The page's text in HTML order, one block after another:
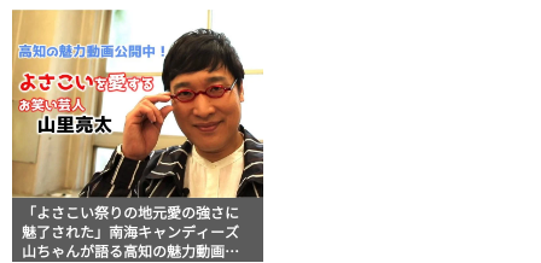
「よさこい祭りの地元愛の強さに
魅了された」南海キャンディーズ
山ちゃんが語る高知の魅力動画が